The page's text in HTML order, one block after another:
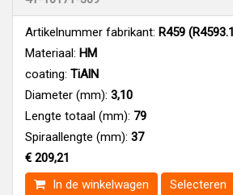
Artikelnummer fabrikant: R459
Materiaal: HM
coating: TiAlN
Diameter (mm): 3,10
Lengte totaal (mm): 79
Spiraallengte (mm): 37
€ 209,21
In de winkelwagen
Selecteren